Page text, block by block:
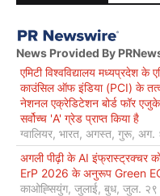
News Provided By
एमिटी विश्वविद्यालय मध्यप्रदेश के
काउंसिल ऑफ इंडिया (PCI) के
नेशनल एक्रेडिटेशन बोर्ड फॉर
सर्वोच्च 'A' ग्रेड प्राप्त किया है
ग्वालियर, भारत, अगस्त, गुरू,
अगली पीढ़ी के AI इंफ्रास्ट्रक्चर
ErP 2026 के अनुरूप Green
काओह्सियुंग, जुलाई, बुध, जुल.